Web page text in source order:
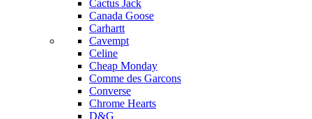
Cactus Jack
Canada Goose
Carhartt
Cavempt
Celine
Cheap Monday
Comme des Garcons
Converse
Chrome Hearts
D&G